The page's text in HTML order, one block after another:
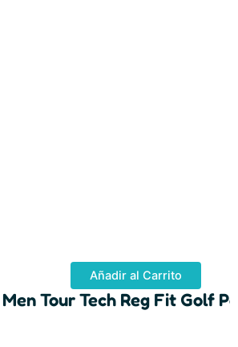
Añadir al Carrito
Tour Tech Reg Fit Golf